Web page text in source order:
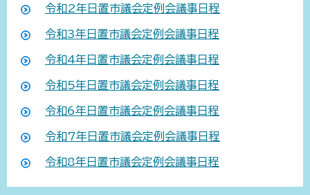
令和2年日置市議会定例会議事日程
令和3年日置市議会定例会議事日程
令和4年日置市議会定例会議事日程
令和5年日置市議会定例会議事日程
令和6年日置市議会定例会議事日程
令和7年日置市議会定例会議事日程
令和8年日置市議会定例会議事日程